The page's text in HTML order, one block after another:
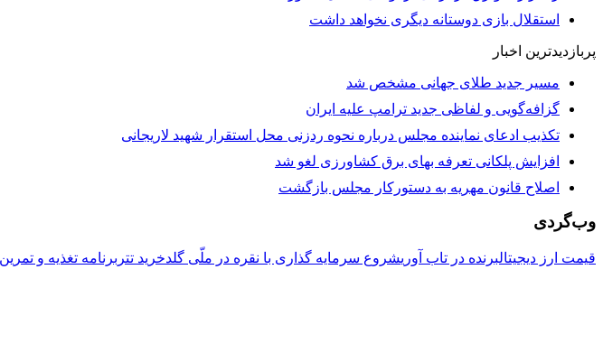
استقلال بازی دوستانه دیگری نخواهد داشت
پربازدیدترین اخبار
مسیر جدید طلای جهانی مشخص شد
گزافه‌گویی و لفاظی جدید ترامپ علیه ایران
تکذیب ادعای نماینده مجلس درباره نحوه ردزنی محل استقرار شهید لاریجانی
افزایش پلکانی تعرفه بهای برق کشاورزی لغو شد
اصلاح قانون مهریه به دستورکار مجلس بازگشت
وب‌گردی
قیمت ارز دیجیتالبرنده در تاب آوریشروع سرمایه گذاری با نقره در ملّی گلدخرید تتر برنامه تغذیه و